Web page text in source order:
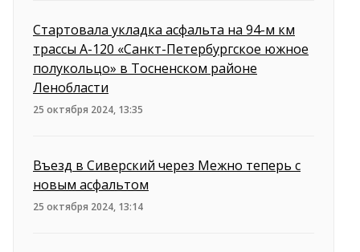
Стартовала укладка асфальта на 94-м км
трассы А-120 «Санкт-Петербургское южное
полукольцо» в Тосненском районе
Ленобласти
25 октября 2024, 13:35
Въезд в Сиверский через Межно теперь с
новым асфальтом
25 октября 2024, 13:14